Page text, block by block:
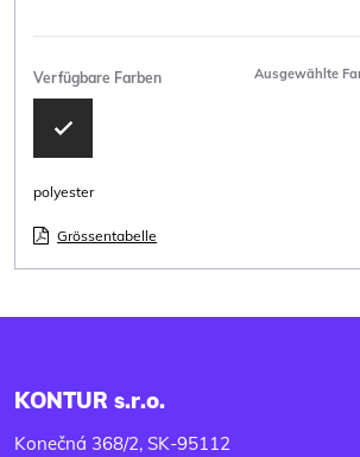
Verfügbare Farben Ausgewählte
polyester
Grössentabelle
KONTUR s.r.o.
Konečná 368/2, SK-95112